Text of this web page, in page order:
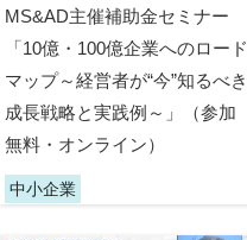
MS&AD主催補助金セミナー
「10億・100億企業へのロード
マップ～経営者が“今”知るべき
成長戦略と実践例～」（参加
無料・オンライン）
中小企業